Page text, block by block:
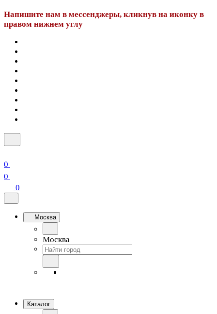
Напишите нам в мессенджеры, кликнув на иконку в
правом нижнем углу
0
0
0
Москва
Москва
Каталог